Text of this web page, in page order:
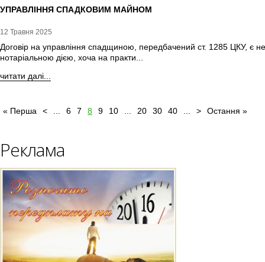
УПРАВЛІННЯ СПАДКОВИМ МАЙНОМ
12 Травня 2025
Договір на управління спадщиною, передбачений ст. 1285 ЦКУ, є
нотаріальною дією, хоча на практи...
читати далі...
« Перша < 6 7 8 9 10 20 30 40 > Остання »
Реклама